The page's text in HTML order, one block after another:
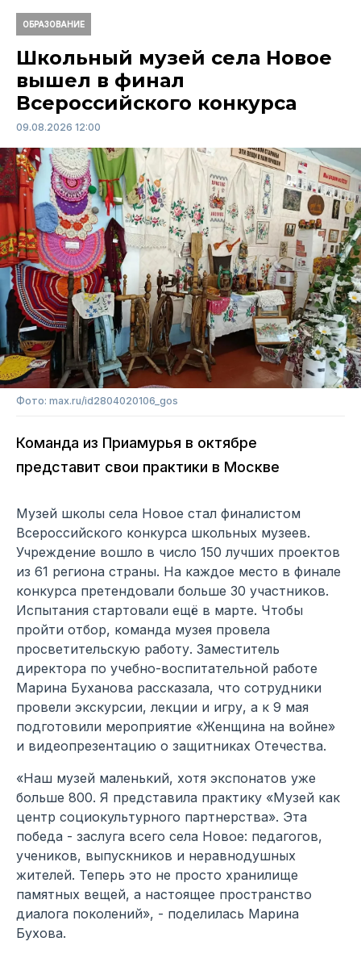
ОБРАЗОВАНИЕ
Школьный музей села Новое
вышел в финал
Всероссийского конкурса
09.08.2026 12:00
Фото: max.ru/id2804020106_gos
Команда из Приамурья в октябре
представит свои практики в Москве
Музей школы села Новое стал финалистом
Всероссийского конкурса школьных музеев.
Учреждение вошло в число 150 лучших проектов
из 61 региона страны. На каждое место в финале
конкурса претендовали больше 30 участников.
Испытания стартовали ещё в марте. Чтобы
пройти отбор, команда музея провела
просветительскую работу. Заместитель
директора по учебно-воспитательной работе
Марина Буханова рассказала, что сотрудники
провели экскурсии, лекции и игру, а к 9 мая
подготовили мероприятие «Женщина на войне»
и видеопрезентацию о защитниках Отечества.
«Наш музей маленький, хотя экспонатов уже
больше 800. Я представила практику «Музей как
центр социокультурного партнерства». Эта
победа - заслуга всего села Новое: педагогов,
учеников, выпускников и неравнодушных
жителей. Теперь это не просто хранилище
памятных вещей, а настоящее пространство
диалога поколений», - поделилась Марина
Бухова.